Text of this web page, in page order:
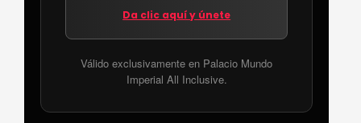
Da clic aquí y únete
Válido exclusivamente en Palacio Mundo
Imperial All Inclusive.